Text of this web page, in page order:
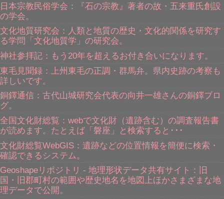
日本宗教民俗学会：『石の宗教』著者の故・五来重氏創設
の学会。
文化地質研究会：人類と地質の歴史・文化的関係を研究す
る学問「文化地質学」の研究会。
神社参拝記：もう20年を超えるお付き合いになります。
東毛見聞録：上州東毛の正調・群馬弁。県内史跡の考察も
詳しいです。
銅鐸通信：古代山城研究会代表の向井一雄さんの銅鐸ブロ
グ。
全国文化財総覧：webで文化財（遺跡含む）の調査報告書
が読めます。たとえば「磐座」と検索すると･･･
文化財総覧WebGIS：遺跡などの位置情報を簡便に検索・
確認できるシステム。
Geoshapeリポジトリ - 地理形状データ共有サイト：旧
国・旧郡町村の範囲や歴史地名を地図上ほかさまざまな地
理データで公開。